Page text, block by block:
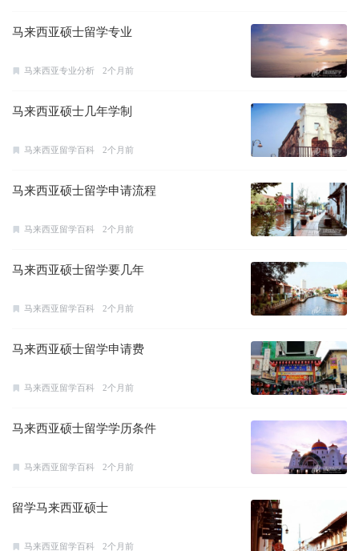
马来西亚硕士留学专业
马来西亚专业分析 2个月前
马来西亚硕士几年学制
马来西亚留学百科 2个月前
马来西亚硕士留学申请流程
马来西亚留学百科 2个月前
马来西亚硕士留学要几年
马来西亚留学百科 2个月前
马来西亚硕士留学申请费
马来西亚留学百科 2个月前
马来西亚硕士留学学历条件
马来西亚留学百科 2个月前
留学马来西亚硕士
马来西亚留学百科 2个月前